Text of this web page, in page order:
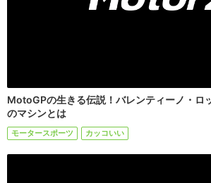
MotoGPの生きる伝説！バレンティーノ・ロ
のマシンとは
モータースポーツ カッコいい